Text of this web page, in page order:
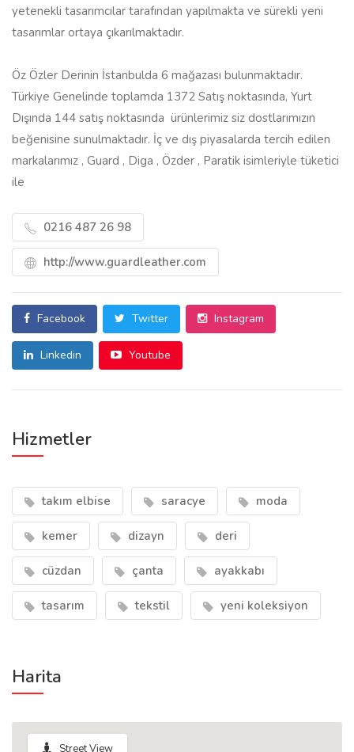
yetenekli tasarımcılar tarafından yapılmakta ve sürekli yeni
tasarımlar ortaya çıkarılmaktadır.
Öz Özler Derinin İstanbulda 6 mağazası bulunmaktadır.
Türkiye Genelinde toplamda 1372 Satış noktasında, Yurt
Dışında 144 satış noktasında ürünlerimiz siz dostlarımızın
beğenisine sunulmaktadır. İç ve dış piyasalarda tercih edilen
markalarımız , Guard , Diga , Özder , Paratik isimleriyle tüketici
ile
0216 487 26 98
http://www.guardleather.com
Facebook Twitter Instagram
Linkedin Youtube
Hizmetler
takım elbise saracye moda
kemer dizayn deri
cüzdan çanta ayakkabı
tasarım tekstil yeni koleksiyon
Harita
Street View